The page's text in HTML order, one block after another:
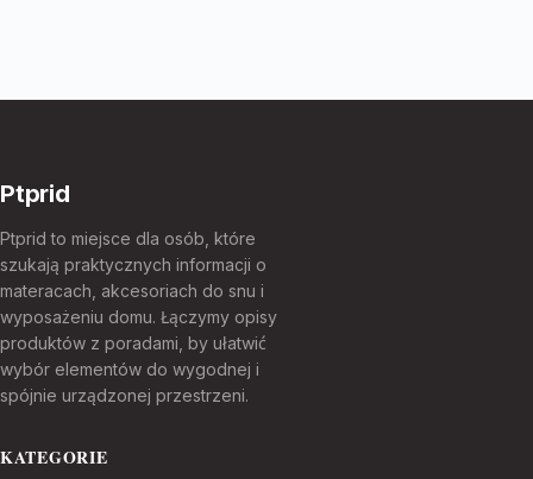
Ptprid
Ptprid to miejsce dla osób, które
szukają praktycznych informacji o
materacach, akcesoriach do snu i
wyposażeniu domu. Łączymy opisy
produktów z poradami, by ułatwić
wybór elementów do wygodnej i
spójnie urządzonej przestrzeni.
KATEGORIE